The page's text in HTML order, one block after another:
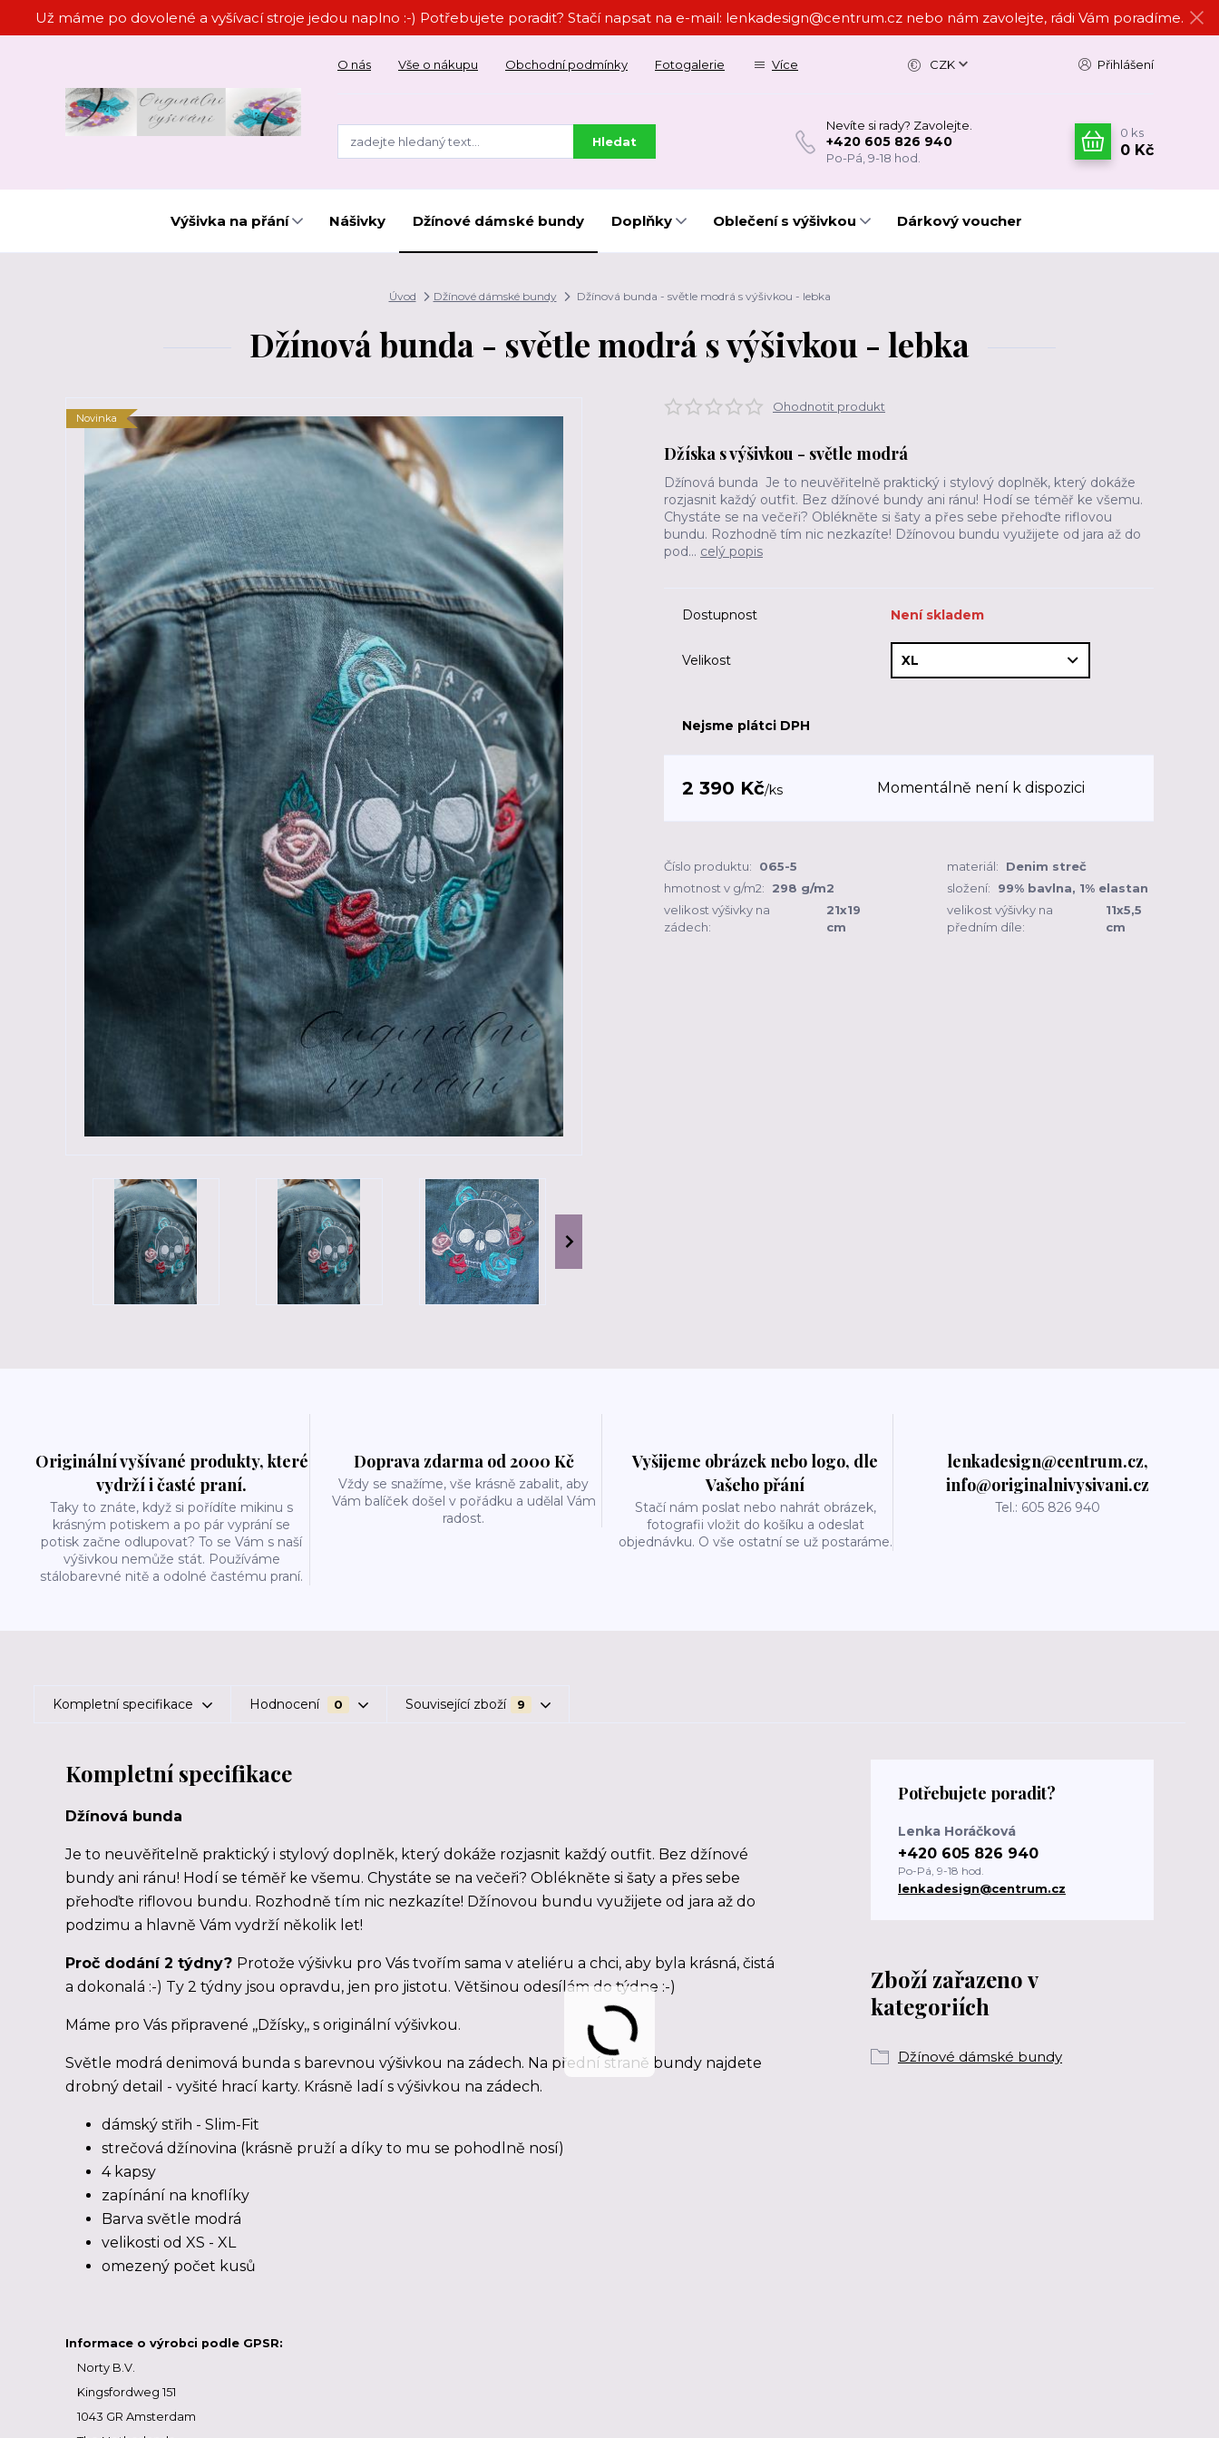
Už máme po dovolené a vyšívací stroje jedou naplno :-) Potřebujete poradit? Stačí napsat na e-mail: lenkadesign@centrum.cz nebo nám zavolejte, rádi Vám poradíme.
O nás Vše o nákupu Obchodní podmínky Fotogalerie Více CZK Přihlášení
Hledat
Nevíte si rady? Zavolejte.
+420 605 826 940
Po-Pá, 9-18 hod.
0 ks
0 Kč
Výšivka na přání Nášivky Džínové dámské bundy Doplňky Oblečení s výšivkou Dárkový voucher
Úvod Džínové dámské bundy Džínová bunda - světle modrá s výšivkou - lebka
Džínová bunda - světle modrá s výšivkou - lebka
Novinka
Ohodnotit produkt
Džíska s výšivkou - světle modrá
Džínová bunda Je to neuvěřitelně praktický i stylový doplněk, který dokáže
rozjasnit každý outfit. Bez džínové bundy ani ránu! Hodí se téměř ke všemu.
Chystáte se na večeři? Oblékněte si šaty a přes sebe přehoďte riflovou
bundu. Rozhodně tím nic nezkazíte! Džínovou bundu využijete od jara až do
pod... celý popis
Dostupnost Není skladem
Velikost
Nejsme plátci DPH
2 390 Kč/ks Momentálně není k dispozici
Číslo produktu: 065-5 materiál:
Denim streč
hmotnost v g/m2:
298 g/m2 složení:
99% bavlna, 1% elastan
velikost výšivky na
zádech:
21x19
cm
velikost výšivky na
předním díle:
11x5,5
cm
Originální vyšívané produkty, které
vydrží i časté praní.
Taky to znáte, když si pořídíte mikinu s
krásným potiskem a po pár vyprání se
potisk začne odlupovat? To se Vám s naší
výšivkou nemůže stát. Používáme
stálobarevné nitě a odolné častému praní.
Doprava zdarma od 2000 Kč
Vždy se snažíme, vše krásně zabalit, aby
Vám balíček došel v pořádku a udělal Vám
radost.
Vyšijeme obrázek nebo logo, dle
Vašeho přání
Stačí nám poslat nebo nahrát obrázek,
fotografii vložit do košíku a odeslat
objednávku. O vše ostatní se už postaráme.
lenkadesign@centrum.cz,
info@originalnivysivani.cz
Tel.: 605 826 940
Kompletní specifikace Hodnocení 0 Související zboží 9
Kompletní specifikace
Džínová bunda
Je to neuvěřitelně praktický i stylový doplněk, který dokáže rozjasnit každý outfit. Bez džínové
bundy ani ránu! Hodí se téměř ke všemu. Chystáte se na večeři? Oblékněte si šaty a přes sebe
přehoďte riflovou bundu. Rozhodně tím nic nezkazíte! Džínovou bundu využijete od jara až do
podzimu a hlavně Vám vydrží několik let!
Proč dodání 2 týdny? Protože výšivku pro Vás tvořím sama v ateliéru a chci, aby byla krásná, čistá
a dokonalá :-) Ty 2 týdny jsou opravdu, jen pro jistotu. Většinou odesílám do týdne :-)
Máme pro Vás připravené ,,Džísky,, s originální výšivkou.
Světle modrá denimová bunda s barevnou výšivkou na zádech. Na přední straně bundy najdete
drobný detail - vyšité hrací karty. Krásně ladí s výšivkou na zádech.
dámský střih - Slim-Fit
strečová džínovina (krásně pruží a díky to mu se pohodlně nosí)
4 kapsy
zapínání na knoflíky
Barva světle modrá
velikosti od XS - XL
omezený počet kusů
Informace o výrobci podle GPSR:
Norty B.V.
Kingsfordweg 151
1043 GR Amsterdam
Zboží zařazeno v
kategoriích
Džínové dámské bundy
Potřebujete poradit?
Lenka Horáčková
+420 605 826 940
Po-Pá, 9-18 hod.
lenkadesign@centrum.cz